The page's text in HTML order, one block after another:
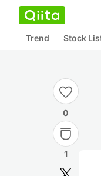
Trend Stock
0
1